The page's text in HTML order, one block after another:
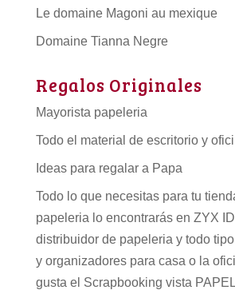
Le domaine Magoni au mexique
Domaine Tianna Negre
Regalos Originales
Mayorista papeleria
Todo el material de escritorio y
Ideas para regalar a Papa
Todo lo que necesitas para tu
papeleria lo encontrarás en ZYX
distribuidor de papeleria y todo
y organizadores para casa o la
gusta el Scrapbooking vista